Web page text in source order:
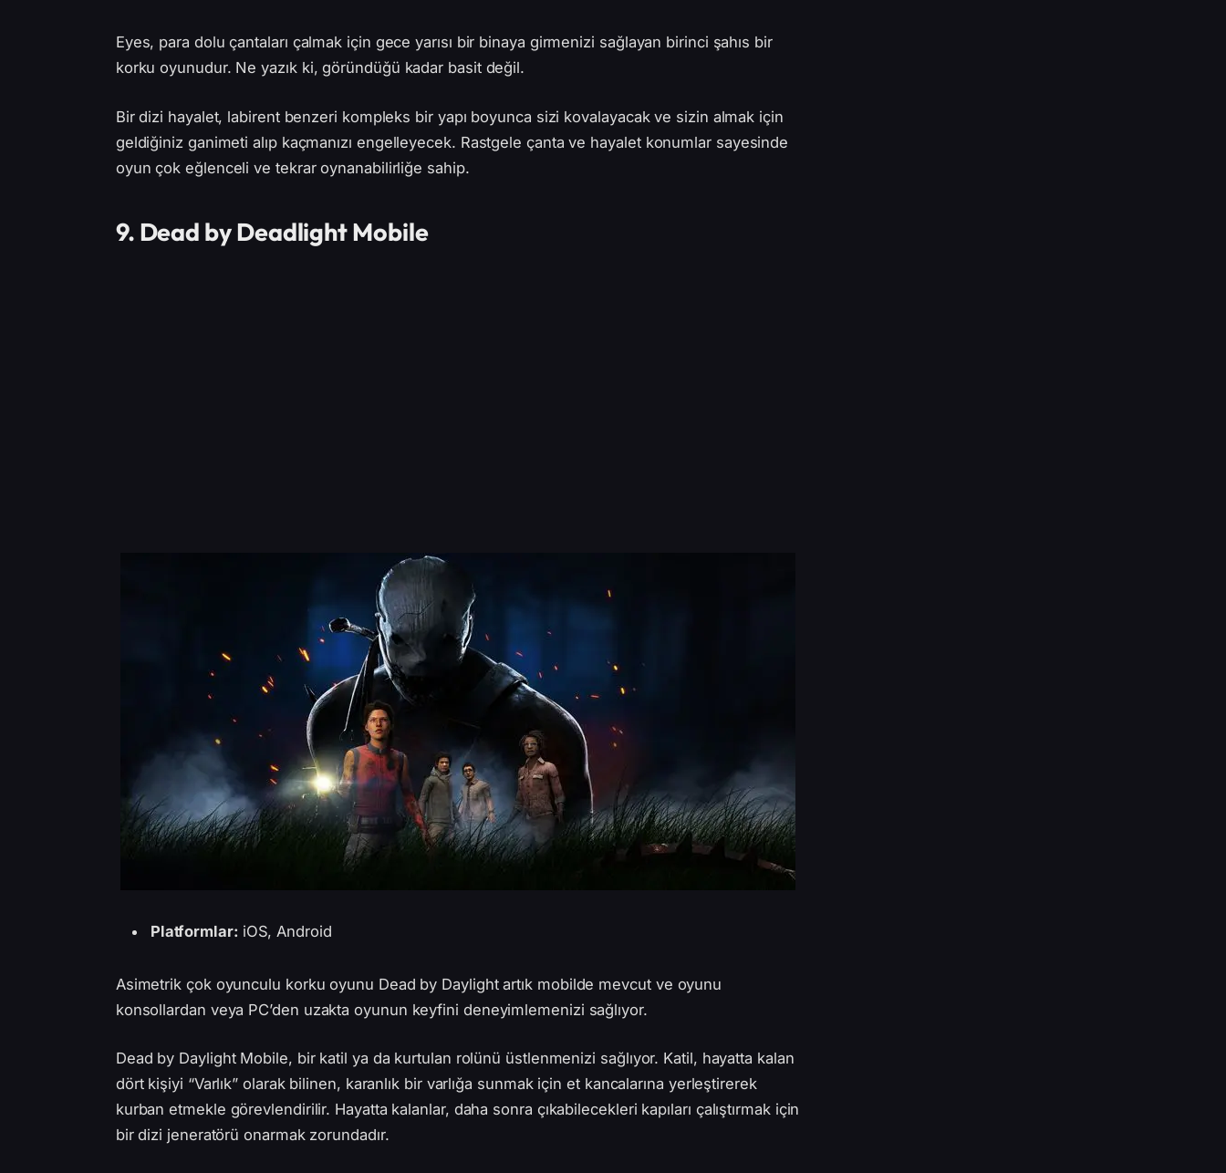
Eyes, para dolu çantaları çalmak için gece yarısı bir binaya girmenizi sağlayan birinci şahıs bir
korku oyunudur. Ne yazık ki, göründüğü kadar basit değil.
Bir dizi hayalet, labirent benzeri kompleks bir yapı boyunca sizi kovalayacak ve sizin almak için
geldiğiniz ganimeti alıp kaçmanızı engelleyecek. Rastgele çanta ve hayalet konumlar sayesinde
oyun çok eğlenceli ve tekrar oynanabilirliğe sahip.
9. Dead by Deadlight Mobile
Platformlar: iOS, Android
Asimetrik çok oyunculu korku oyunu Dead by Daylight artık mobilde mevcut ve oyunu
konsollardan veya PC’den uzakta oyunun keyfini deneyimlemenizi sağlıyor.
Dead by Daylight Mobile, bir katil ya da kurtulan rolünü üstlenmenizi sağlıyor. Katil, hayatta kalan
dört kişiyi “Varlık” olarak bilinen, karanlık bir varlığa sunmak için et kancalarına yerleştirerek
kurban etmekle görevlendirilir. Hayatta kalanlar, daha sonra çıkabilecekleri kapıları çalıştırmak için
bir dizi jeneratörü onarmak zorundadır.